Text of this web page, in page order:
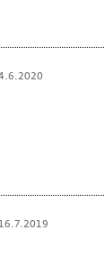
16.7.2019